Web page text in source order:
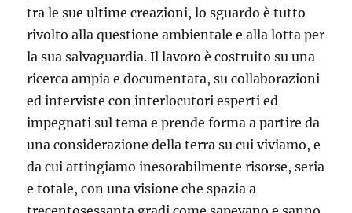
tra le sue ultime creazioni, lo sguardo è tutto
rivolto alla questione ambientale e alla lotta per
la sua salvaguardia. Il lavoro è costruito su una
ricerca ampia e documentata, su collaborazioni
ed interviste con interlocutori esperti ed
impegnati sul tema e prende forma a partire da
una considerazione della terra su cui viviamo, e
da cui attingiamo inesorabilmente risorse, seria
e totale, con una visione che spazia a